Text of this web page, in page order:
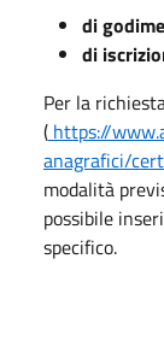
di
di
Per la
( https://
anagrafici/
modalità
possibile
specifico.